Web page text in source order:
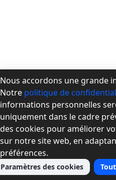
À propos de la
Devenir
Se connecter
Nous joindre
Nous accordons une grande
Notre politique de
informations personnelles
uniquement dans le cadre
des cookies pour améliorer
sur notre site web, en
préférences.
Paramètres des cookies